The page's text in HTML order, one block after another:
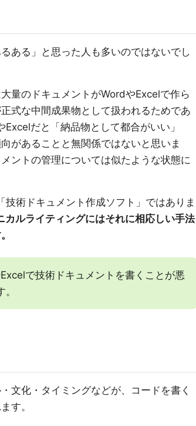
ある」と思った人も多いのではないでし
量のドキュメントがWordやExcelで作ら
式な中間成果物として扱われるためであ
だと「納品物として都合がいい」
があることと無関係ではないと思いま
ントの管理については似たような状態に
術ドキュメント作成ソフト」ではありま
カルライティングにはそれに相応しい手法
で技術ドキュメントを書くことが悪
文化・タイミングなどが、コードを書く
す。